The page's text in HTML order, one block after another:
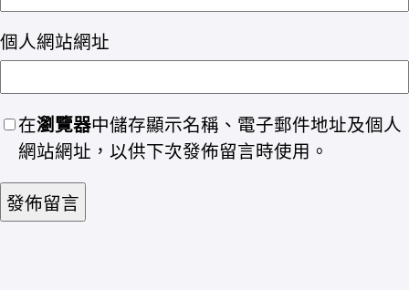
個人網站網址
在瀏覽器中儲存顯示名稱、電子郵件地址及個人
網站網址，以供下次發佈留言時使用。